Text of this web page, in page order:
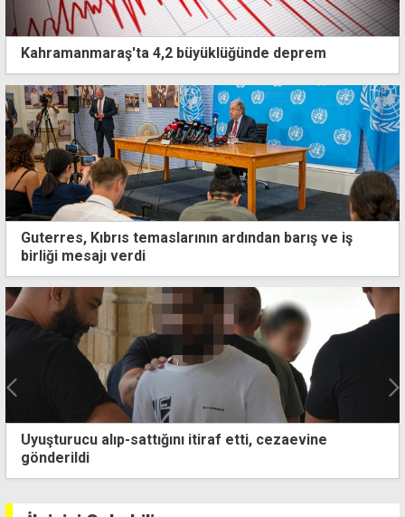
Kahramanmaraş'ta 4,2 büyüklüğünde deprem
Guterres, Kıbrıs temaslarının ardından barış ve iş
birliği mesajı verdi
Hasan Düzgen'in ölümüne neden olan kazanın zanlısı:
Şimdiye kadar böyle bir kaza yapmadım, özür dilerim